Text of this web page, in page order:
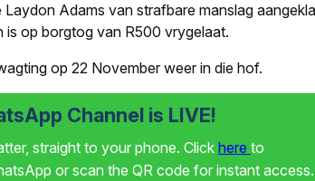
Laydon Adams van strafbare manslag
is op borgtog van R500 vrygelaat.
op 22 November weer in die hof.
Channel is LIVE!
straight to your phone. Click here to
or scan the QR code for instant access.